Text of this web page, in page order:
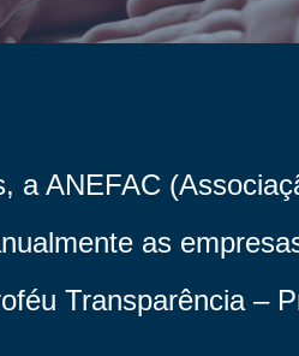
a ANEFAC
as
Transparência –